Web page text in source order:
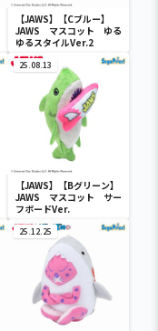
【JAWS】【Cブルー】
JAWS マスコット ゆる
ゆるスタイルVer.2
25.08.13
【JAWS】【Bグリーン】
JAWS マスコット サー
フボードVer.
25.12.25